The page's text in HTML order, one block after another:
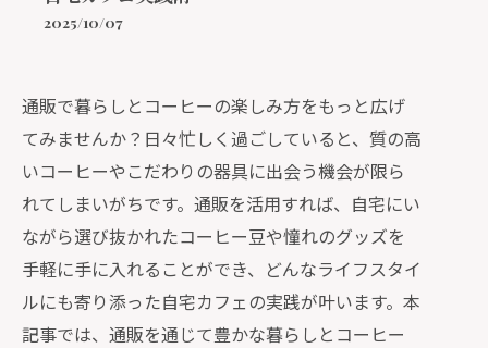
2025/10/07
通販で暮らしとコーヒーの楽しみ方をもっと広げ
てみませんか？日々忙しく過ごしていると、質の高
いコーヒーやこだわりの器具に出会う機会が限ら
れてしまいがちです。通販を活用すれば、自宅にい
ながら選び抜かれたコーヒー豆や憧れのグッズを
手軽に手に入れることができ、どんなライフスタイ
ルにも寄り添った自宅カフェの実践が叶います。本
記事では、通販を通じて豊かな暮らしとコーヒー